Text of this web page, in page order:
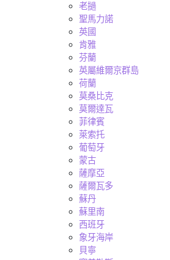
老撾
聖馬力諾
英國
肯雅
芬蘭
英屬維爾京群島
荷蘭
莫桑比克
莫爾達瓦
菲律賓
萊索托
葡萄牙
蒙古
薩摩亞
薩爾瓦多
蘇丹
蘇里南
西班牙
象牙海岸
貝寧